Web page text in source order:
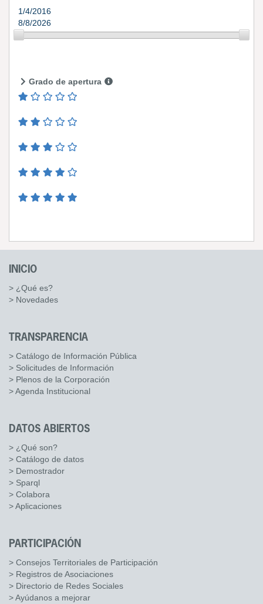
1/4/2016
8/8/2026
Grado de apertura
INICIO
> ¿Qué es?
> Novedades
TRANSPARENCIA
> Catálogo de Información Pública
> Solicitudes de Información
> Plenos de la Corporación
> Agenda Institucional
DATOS ABIERTOS
> ¿Qué son?
> Catálogo de datos
> Demostrador
> Sparql
> Colabora
> Aplicaciones
PARTICIPACIÓN
> Consejos Territoriales de Participación
> Registros de Asociaciones
> Directorio de Redes Sociales
> Ayúdanos a mejorar